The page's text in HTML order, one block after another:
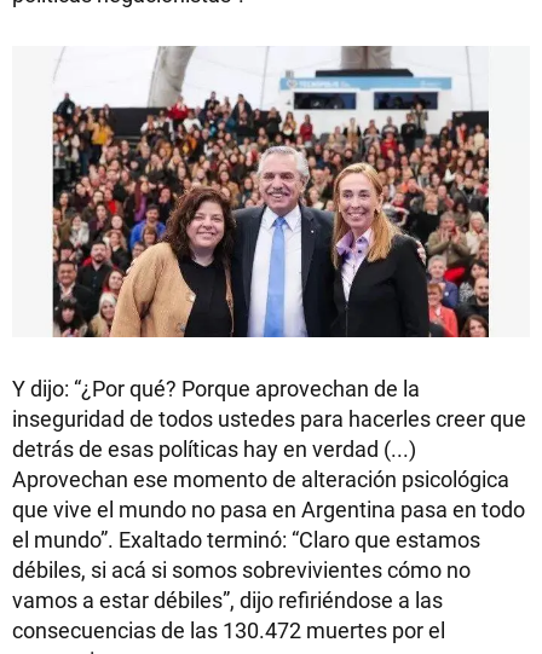
Y dijo: “¿Por qué? Porque aprovechan de la
inseguridad de todos ustedes para hacerles creer que
detrás de esas políticas hay en verdad (...)
Aprovechan ese momento de alteración psicológica
que vive el mundo no pasa en Argentina pasa en todo
el mundo”. Exaltado terminó: “Claro que estamos
débiles, si acá si somos sobrevivientes cómo no
vamos a estar débiles”, dijo refiriéndose a las
consecuencias de las 130.472 muertes por el